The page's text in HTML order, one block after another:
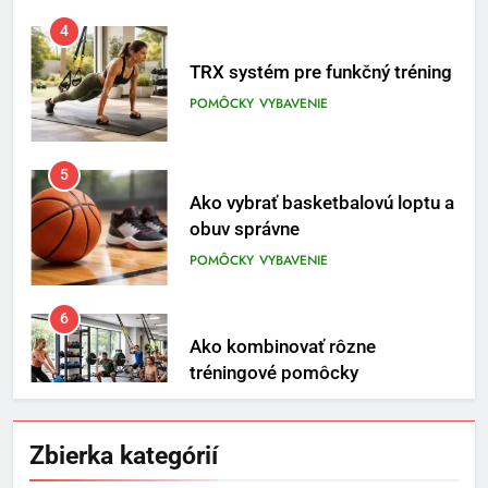
5
POMÔCKY VYBAVENIE
6
POMÔCKY VYBAVENIE
7
Pomôcky na cvičenie brucha
Zbierka kategórií